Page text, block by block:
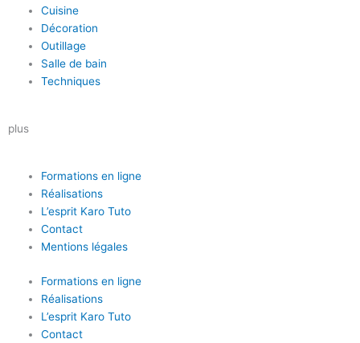
Cuisine
Décoration
Outillage
Salle de bain
Techniques
plus
Formations en ligne
Réalisations
L’esprit Karo Tuto
Contact
Mentions légales
Formations en ligne
Réalisations
L’esprit Karo Tuto
Contact